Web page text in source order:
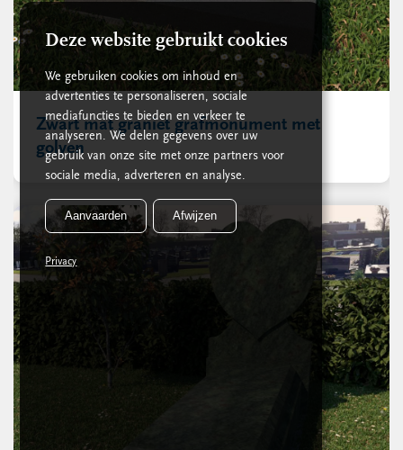
Zwart mat graniet grafmonument met
golven
Deze website gebruikt cookies
We gebruiken cookies om inhoud en
advertenties te personaliseren, sociale
mediafuncties te bieden en verkeer te
analyseren. We delen gegevens over uw
gebruik van onze site met onze partners voor
sociale media, adverteren en analyse.
Aanvaarden Afwijzen
Privacy